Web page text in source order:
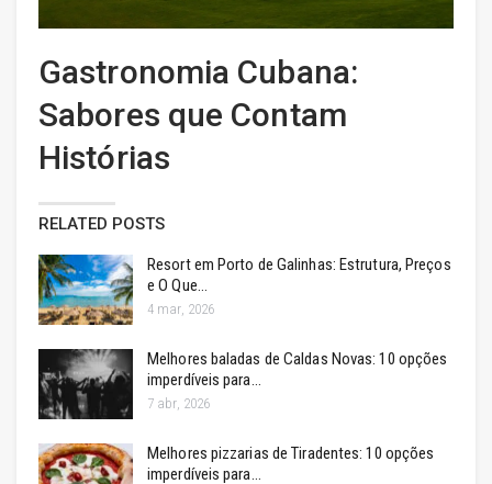
Gastronomia Cubana:
Sabores que Contam
Histórias
RELATED POSTS
Resort em Porto de Galinhas: Estrutura, Preços
e O Que…
4 mar, 2026
Melhores baladas de Caldas Novas: 10 opções
imperdíveis para…
7 abr, 2026
Melhores pizzarias de Tiradentes: 10 opções
imperdíveis para…